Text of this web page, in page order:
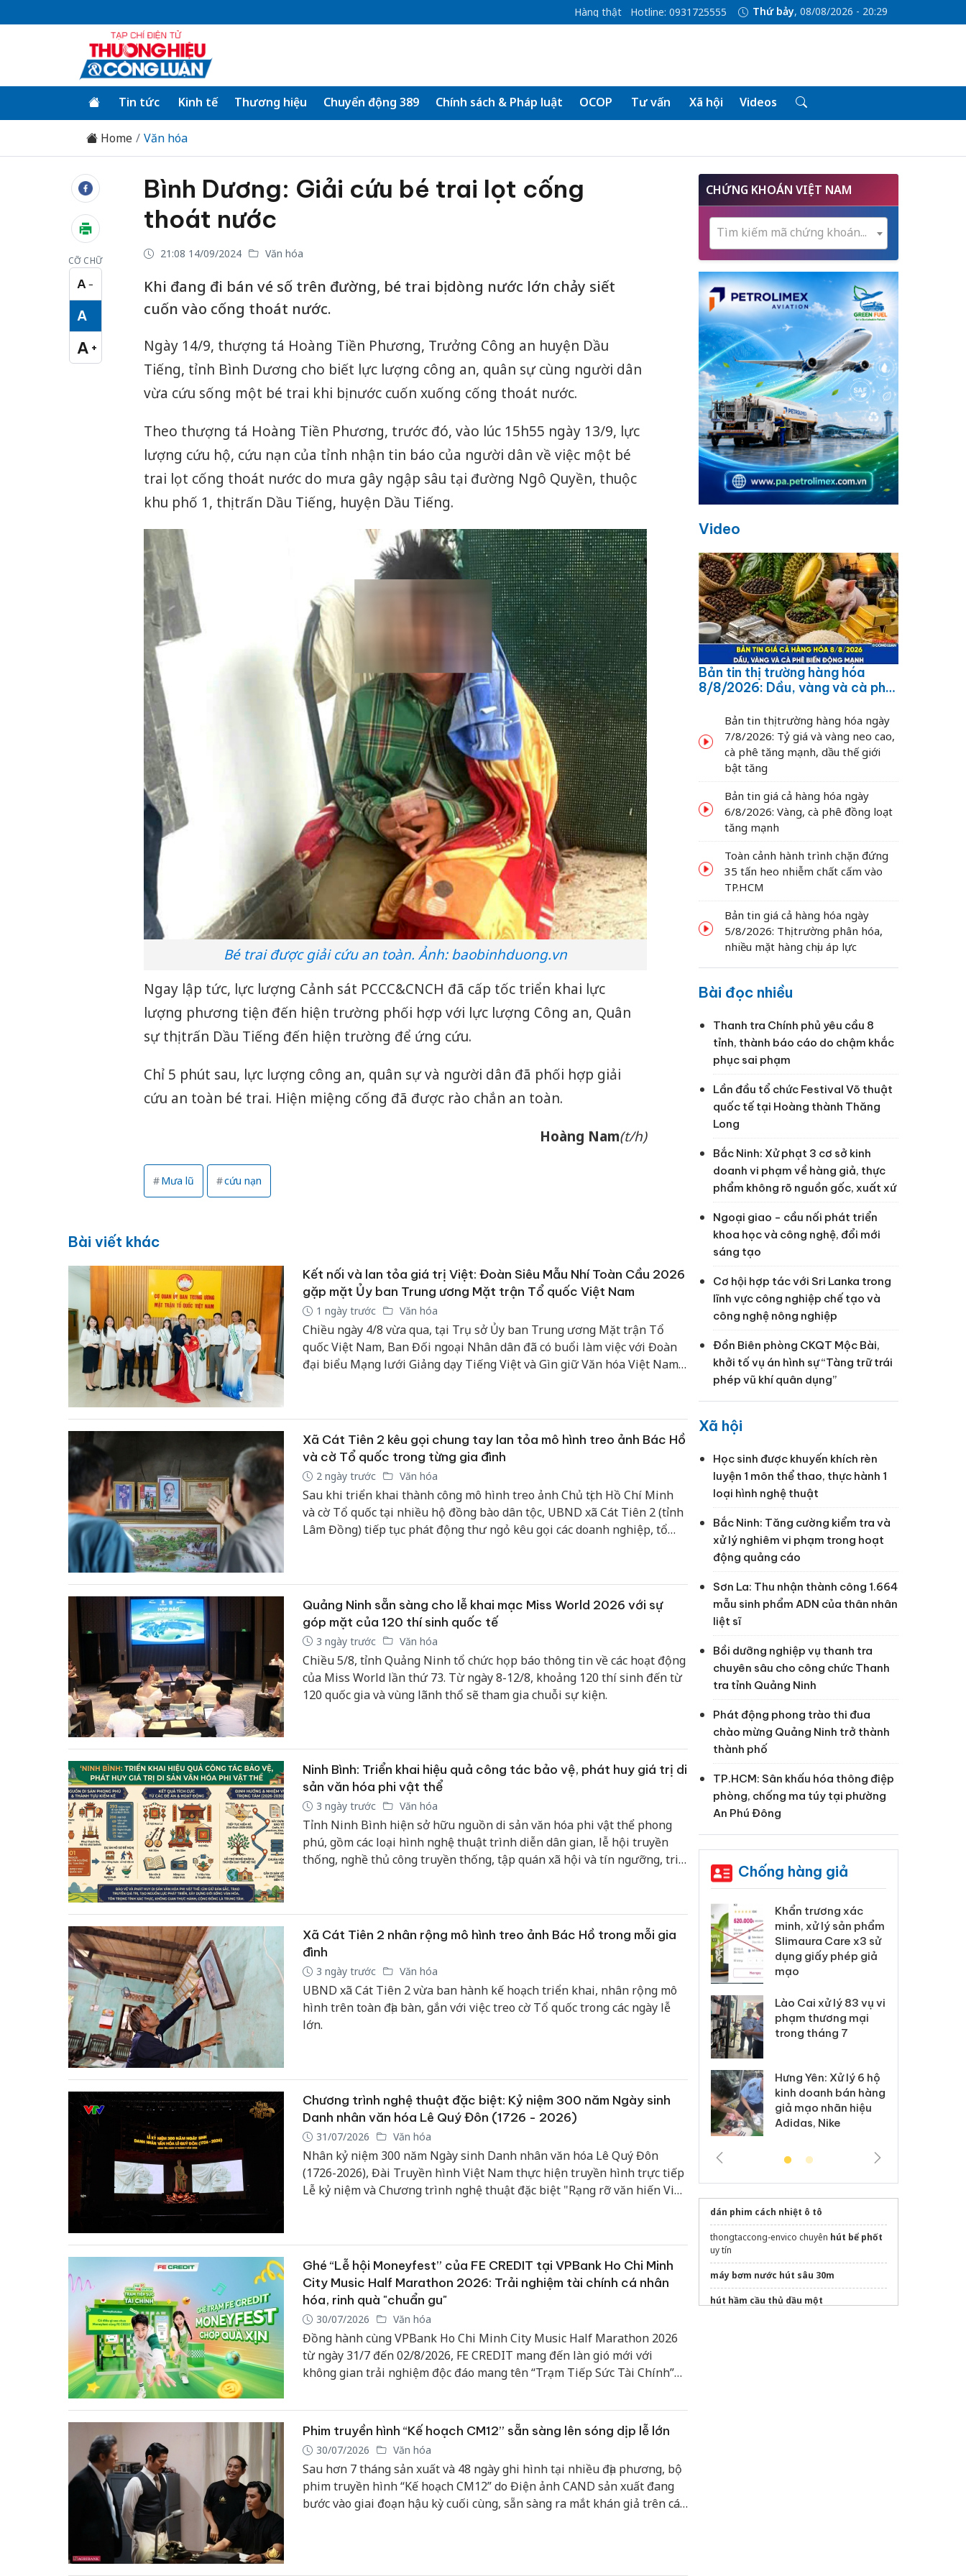
Hàng thật Hotline: 0931725555 Thứ bảy, 08/08/2026 - 20:29
Tin tức Kinh tế Thương hiệu Chuyển động 389 Chính sách & Pháp luật OCOP Tư vấn Xã hội Videos
Home Văn hóa
CỠ CHỮ
A −
Cỡ chữ nhỏ
A
Cỡ chữ vừa
A +
Cỡ chữ lớn
Bình Dương: Giải cứu bé trai lọt cống
thoát nước
21:08 14/09/2024 Văn hóa
Khi đang đi bán vé số trên đường, bé trai bị dòng nước lớn chảy siết
cuốn vào cống thoát nước.
Ngày 14/9, thượng tá Hoàng Tiền Phương, Trưởng Công an huyện Dầu
Tiếng, tỉnh Bình Dương cho biết lực lượng công an, quân sự cùng người dân
vừa cứu sống một bé trai khi bị nước cuốn xuống cống thoát nước.
Theo thượng tá Hoàng Tiền Phương, trước đó, vào lúc 15h55 ngày 13/9, lực
lượng cứu hộ, cứu nạn của tỉnh nhận tin báo của người dân về việc một bé
trai lọt cống thoát nước do mưa gây ngập sâu tại đường Ngô Quyền, thuộc
khu phố 1, thị trấn Dầu Tiếng, huyện Dầu Tiếng.
Bé trai được giải cứu an toàn. Ảnh: baobinhduong.vn
Ngay lập tức, lực lượng Cảnh sát PCCC&CNCH đã cấp tốc triển khai lực
lượng phương tiện đến hiện trường phối hợp với lực lượng Công an, Quân
sự thị trấn Dầu Tiếng đến hiện trường để ứng cứu.
Chỉ 5 phút sau, lực lượng công an, quân sự và người dân đã phối hợp giải
cứu an toàn bé trai. Hiện miệng cống đã được rào chắn an toàn.
Hoàng Nam(t/h)
Mưa lũ cứu nạn
Bài viết khác
Kết nối và lan tỏa giá trị Việt: Đoàn Siêu Mẫu Nhí Toàn Cầu 2026
gặp mặt Ủy ban Trung ương Mặt trận Tổ quốc Việt Nam
1 ngày trước Văn hóa
Chiều ngày 4/8 vừa qua, tại Trụ sở Ủy ban Trung ương Mặt trận Tổ
quốc Việt Nam, Ban Đối ngoại Nhân dân đã có buổi làm việc với Đoàn
đại biểu Mạng lưới Giảng dạy Tiếng Việt và Gìn giữ Văn hóa Việt Nam
Xã Cát Tiên 2 kêu gọi chung tay lan tỏa mô hình treo ảnh Bác Hồ
và cờ Tổ quốc trong từng gia đình
2 ngày trước Văn hóa
Sau khi triển khai thành công mô hình treo ảnh Chủ tịch Hồ Chí Minh
và cờ Tổ quốc tại nhiều hộ đồng bào dân tộc, UBND xã Cát Tiên 2 (tỉnh
Lâm Đồng) tiếp tục phát động thư ngỏ kêu gọi các doanh nghiệp, tổ
Quảng Ninh sẵn sàng cho lễ khai mạc Miss World 2026 với sự
góp mặt của 120 thí sinh quốc tế
3 ngày trước Văn hóa
Chiều 5/8, tỉnh Quảng Ninh tổ chức họp báo thông tin về các hoạt động
của Miss World lần thứ 73. Từ ngày 8-12/8, khoảng 120 thí sinh đến từ
120 quốc gia và vùng lãnh thổ sẽ tham gia chuỗi sự kiện.
Ninh Bình: Triển khai hiệu quả công tác bảo vệ, phát huy giá trị di
sản văn hóa phi vật thể
3 ngày trước Văn hóa
Tỉnh Ninh Bình hiện sở hữu nguồn di sản văn hóa phi vật thể phong
phú, gồm các loại hình nghệ thuật trình diễn dân gian, lễ hội truyền
thống, nghề thủ công truyền thống, tập quán xã hội và tín ngưỡng, tri
Xã Cát Tiên 2 nhân rộng mô hình treo ảnh Bác Hồ trong mỗi gia
đình
3 ngày trước Văn hóa
UBND xã Cát Tiên 2 vừa ban hành kế hoạch triển khai, nhân rộng mô
hình trên toàn địa bàn, gắn với việc treo cờ Tổ quốc trong các ngày lễ
lớn.
Chương trình nghệ thuật đặc biệt: Kỷ niệm 300 năm Ngày sinh
Danh nhân văn hóa Lê Quý Đôn (1726 - 2026)
31/07/2026 Văn hóa
Nhân kỷ niệm 300 năm Ngày sinh Danh nhân văn hóa Lê Quý Đôn
(1726-2026), Đài Truyền hình Việt Nam thực hiện truyền hình trực tiếp
Lễ kỷ niệm và Chương trình nghệ thuật đặc biệt "Rạng rỡ văn hiến Việt
dân tộc, truyền thống hiếu học, ý chí tự cường và khát vọng cống hiến
trong các thế hệ người Việt Nam.
Ghé “Lễ hội Moneyfest” của FE CREDIT tại VPBank Ho Chi Minh
City Music Half Marathon 2026: Trải nghiệm tài chính cá nhân
hóa, rinh quà "chuẩn gu"
30/07/2026 Văn hóa
Đồng hành cùng VPBank Ho Chi Minh City Music Half Marathon 2026
từ ngày 31/7 đến 02/8/2026, FE CREDIT mang đến làn gió mới với
không gian trải nghiệm độc đáo mang tên “Trạm Tiếp Sức Tài Chính”
trẻ thông qua bộ giải pháp tài chính chuyên biệt. Đừng bỏ lỡ cơ hội
tham gia “Lễ hội Moneyfest” tài chính đầu tiên và tận hưởng trọn vẹn
không gian Thể thao – Âm nhạc – Công nghệ đỉnh cao.
Phim truyền hình “Kế hoạch CM12” sẵn sàng lên sóng dịp lễ lớn
30/07/2026 Văn hóa
Sau hơn 7 tháng sản xuất và 48 ngày ghi hình tại nhiều địa phương, bộ
phim truyền hình “Kế hoạch CM12” do Điện ảnh CAND sản xuất đang
bước vào giai đoạn hậu kỳ cuối cùng, sẵn sàng ra mắt khán giả trên các
CHỨNG KHOÁN VIỆT NAM
Tìm kiếm mã chứng khoán...
Video
Bản tin thị trường hàng hóa
8/8/2026: Dầu, vàng và cà phê
Bản tin thị trường hàng hóa ngày
7/8/2026: Tỷ giá và vàng neo cao,
cà phê tăng mạnh, dầu thế giới
bật tăng
Bản tin giá cả hàng hóa ngày
6/8/2026: Vàng, cà phê đồng loạt
tăng mạnh
Toàn cảnh hành trình chặn đứng
35 tấn heo nhiễm chất cấm vào
TP.HCM
Bản tin giá cả hàng hóa ngày
5/8/2026: Thị trường phân hóa,
nhiều mặt hàng chịu áp lực
Bài đọc nhiều
Thanh tra Chính phủ yêu cầu 8
tỉnh, thành báo cáo do chậm khắc
phục sai phạm
Lần đầu tổ chức Festival Võ thuật
quốc tế tại Hoàng thành Thăng
Long
Bắc Ninh: Xử phạt 3 cơ sở kinh
doanh vi phạm về hàng giả, thực
phẩm không rõ nguồn gốc, xuất xứ
Ngoại giao - cầu nối phát triển
khoa học và công nghệ, đổi mới
sáng tạo
Cơ hội hợp tác với Sri Lanka trong
lĩnh vực công nghiệp chế tạo và
công nghệ nông nghiệp
Đồn Biên phòng CKQT Mộc Bài,
khởi tố vụ án hình sự “Tàng trữ trái
phép vũ khí quân dụng”
Xã hội
Học sinh được khuyến khích rèn
luyện 1 môn thể thao, thực hành 1
loại hình nghệ thuật
Bắc Ninh: Tăng cường kiểm tra và
xử lý nghiêm vi phạm trong hoạt
động quảng cáo
Sơn La: Thu nhận thành công 1.664
mẫu sinh phẩm ADN của thân nhân
liệt sĩ
Bồi dưỡng nghiệp vụ thanh tra
chuyên sâu cho công chức Thanh
tra tỉnh Quảng Ninh
Phát động phong trào thi đua
chào mừng Quảng Ninh trở thành
thành phố
TP.HCM: Sân khấu hóa thông điệp
phòng, chống ma túy tại phường
An Phú Đông
Chống hàng giả
Cà Mau: Tiêu hủy
công khai hàng ngàn
sản phẩm nhập lậu,
Công an Thanh Hóa
tìm bị hại trong vụ
Thanh Hóa: Tìm bị
hại trong vụ án buôn
bán bình sữa
Khẩn trương xác
minh, xử lý sản phẩm
Slimaura Care x3 sử
dụng giấy phép giả
mạo
Lào Cai xử lý 83 vụ vi
phạm thương mại
trong tháng 7
Hưng Yên: Xử lý 6 hộ
kinh doanh bán hàng
giả mạo nhãn hiệu
Adidas, Nike
dán phim cách nhiệt ô tô
thongtaccong-envico chuyên hút bể phốt
uy tín
máy bơm nước hút sâu 30m​
hút hầm cầu thủ dầu một